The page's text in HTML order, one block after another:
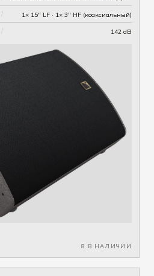
/ 1× 15" LF · 1× 3" HF (коаксиальный)
/ 142 dB
8 В НАЛИЧИИ